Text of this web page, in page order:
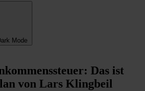
Mode
Das ist
von Lars Klingbeil